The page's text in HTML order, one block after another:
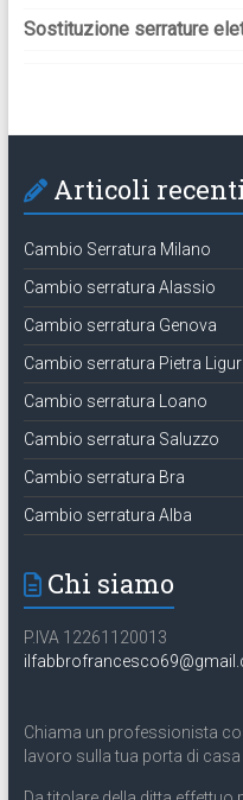
Sostituzione serrature
Articoli
Cambio Serratura Milano
Cambio serratura Alassio
Cambio serratura Genova
Cambio serratura Pietra
Cambio serratura Loano
Cambio serratura Saluzzo
Cambio serratura Bra
Cambio serratura Alba
Chi siamo
P.IVA 12261120013
Chiama un professionista
lavoro sulla tua porta di casa .